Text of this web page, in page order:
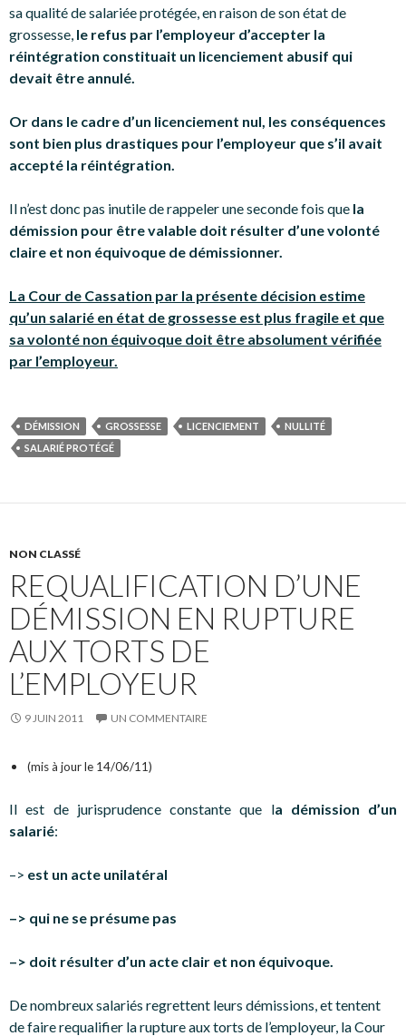
sa qualité de salariée protégée, en raison de son état de
grossesse, le refus par l’employeur d’accepter la
réintégration constituait un licenciement abusif qui
devait être annulé.
Or dans le cadre d’un licenciement nul, les conséquences
sont bien plus drastiques pour l’employeur que s’il avait
accepté la réintégration.
Il n’est donc pas inutile de rappeler une seconde fois que la
démission pour être valable doit résulter d’une volonté
claire et non équivoque de démissionner.
La Cour de Cassation par la présente décision estime
qu’un salarié en état de grossesse est plus fragile et que
sa volonté non équivoque doit être absolument vérifiée
par l’employeur.
DÉMISSION GROSSESSE LICENCIEMENT
NULLITÉ
SALARIÉ PROTÉGÉ
NON CLASSÉ
REQUALIFICATION D’UNE
DÉMISSION EN RUPTURE
AUX TORTS DE
L’EMPLOYEUR
9 JUIN 2011 UN COMMENTAIRE
(mis à jour le 14/06/11)
Il est de jurisprudence constante que la démission d’un
salarié:
–> est un acte unilatéral
–> qui ne se présume pas
–> doit résulter d’un acte clair et non équivoque.
De nombreux salariés regrettent leurs démissions, et tentent
de faire requalifier la rupture aux torts de l’employeur, la Cour